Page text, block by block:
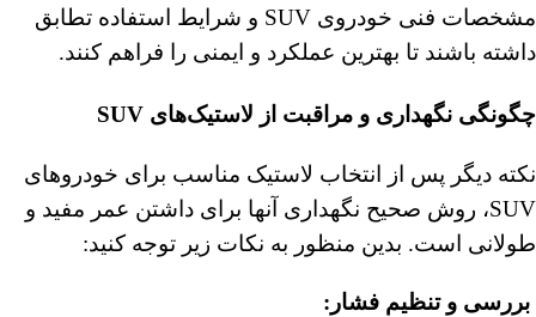
مشخصات فنی خودروی SUV و شرایط استفاده تطابق
داشته باشند تا بهترین عملکرد و ایمنی را فراهم کنند.
چگونگی نگهداری و مراقبت از لاستیک‌های SUV
نکته دیگر پس از انتخاب لاستیک مناسب برای خودروهای
SUV، روش صحیح نگهداری آنها برای داشتن عمر مفید و
طولانی است. بدین منظور به نکات زیر توجه کنید:
بررسی و تنظیم فشار :